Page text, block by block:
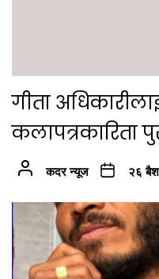
गीता अधिकारीलाई
कलापत्रकारिता
कदर न्यूज २६